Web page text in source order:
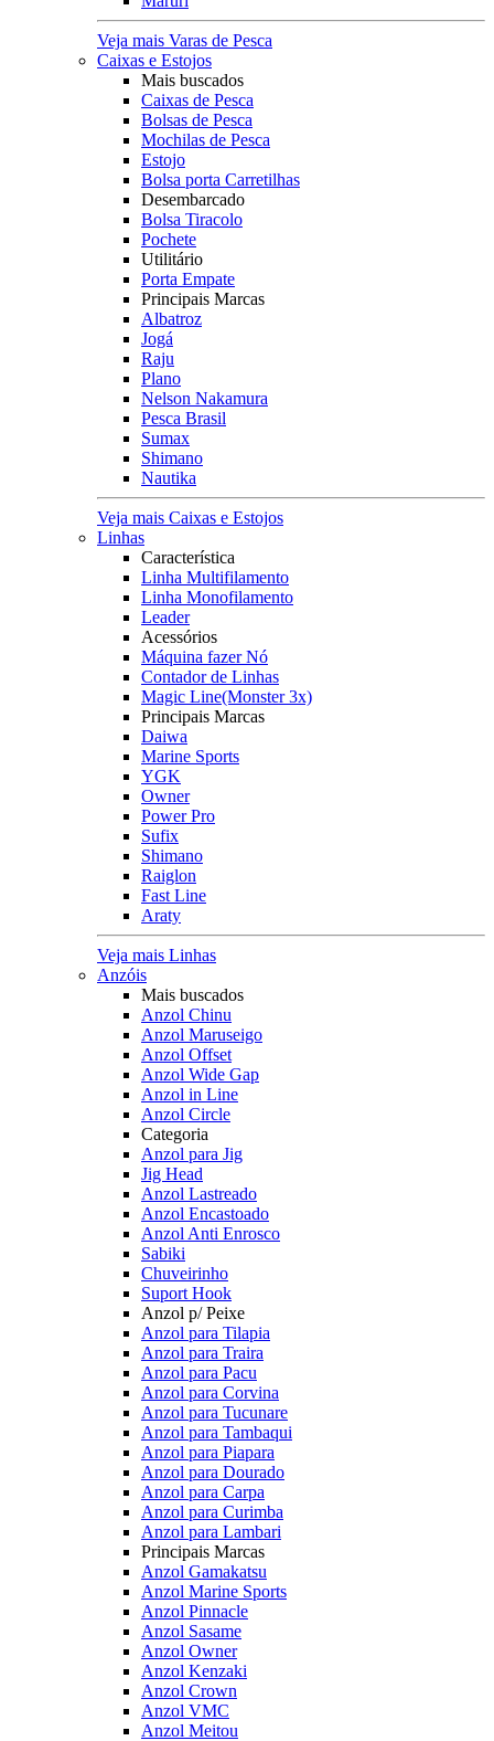
Veja mais Varas de Pesca
Caixas e Estojos
Mais buscados
Caixas de Pesca
Bolsas de Pesca
Mochilas de Pesca
Estojo
Bolsa porta Carretilhas
Desembarcado
Bolsa Tiracolo
Pochete
Utilitário
Porta Empate
Principais Marcas
Albatroz
Jogá
Raju
Plano
Nelson Nakamura
Pesca Brasil
Sumax
Shimano
Nautika
Veja mais Caixas e Estojos
Linhas
Característica
Linha Multifilamento
Linha Monofilamento
Leader
Acessórios
Máquina fazer Nó
Contador de Linhas
Magic Line(Monster 3x)
Principais Marcas
Daiwa
Marine Sports
YGK
Owner
Power Pro
Sufix
Shimano
Raiglon
Fast Line
Araty
Veja mais Linhas
Anzóis
Mais buscados
Anzol Chinu
Anzol Maruseigo
Anzol Offset
Anzol Wide Gap
Anzol in Line
Anzol Circle
Categoria
Anzol para Jig
Jig Head
Anzol Lastreado
Anzol Encastoado
Anzol Anti Enrosco
Sabiki
Chuveirinho
Suport Hook
Anzol p/ Peixe
Anzol para Tilapia
Anzol para Traira
Anzol para Pacu
Anzol para Corvina
Anzol para Tucunare
Anzol para Tambaqui
Anzol para Piapara
Anzol para Dourado
Anzol para Carpa
Anzol para Curimba
Anzol para Lambari
Principais Marcas
Anzol Gamakatsu
Anzol Marine Sports
Anzol Pinnacle
Anzol Sasame
Anzol Owner
Anzol Kenzaki
Anzol Crown
Anzol VMC
Anzol Meitou